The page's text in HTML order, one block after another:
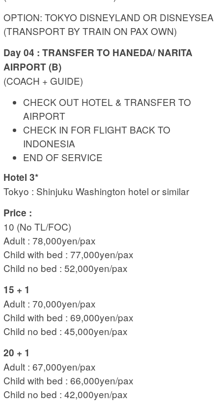
OPTION: TOKYO DISNEYLAND OR DISNEYSEA
(TRANSPORT BY TRAIN ON PAX OWN)
Day 04 : TRANSFER TO HANEDA/ NARITA
AIRPORT (B)
(COACH + GUIDE)
CHECK OUT HOTEL & TRANSFER TO
AIRPORT
CHECK IN FOR FLIGHT BACK TO
INDONESIA
END OF SERVICE
Hotel 3*
Tokyo : Shinjuku Washington hotel or similar
Price :
10 (No TL/FOC)
Adult : 78,000yen/pax
Child with bed : 77,000yen/pax
Child no bed : 52,000yen/pax
15 + 1
Adult : 70,000yen/pax
Child with bed : 69,000yen/pax
Child no bed : 45,000yen/pax
20 + 1
Adult : 67,000yen/pax
Child with bed : 66,000yen/pax
Child no bed : 42,000yen/pax